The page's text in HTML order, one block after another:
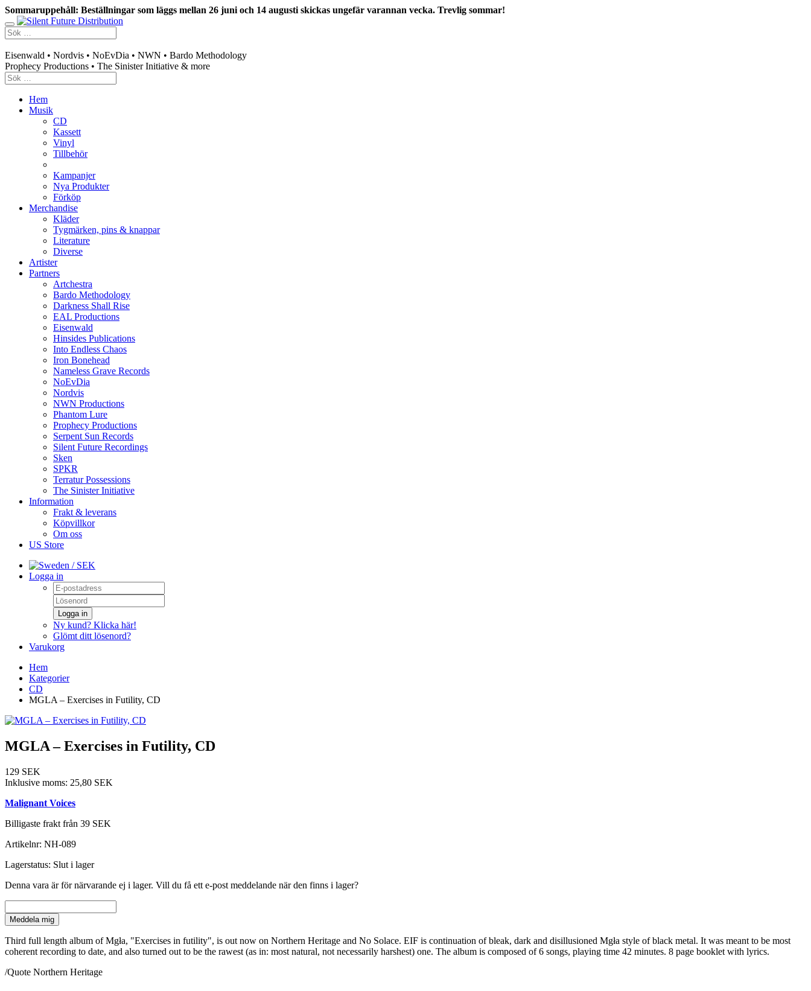
Sommaruppehåll: Beställningar som läggs mellan 26 juni och 14 augusti skickas ungefär varannan vecka. Trevlig sommar!
Eisenwald • Nordvis • NoEvDia • NWN • Bardo Methodology
Prophecy Productions • The Sinister Initiative & more
Hem
Musik
CD
Kassett
Vinyl
Tillbehör
Kampanjer
Nya Produkter
Förköp
Merchandise
Kläder
Tygmärken, pins & knappar
Literature
Diverse
Artister
Partners
Artchestra
Bardo Methodology
Darkness Shall Rise
EAL Productions
Eisenwald
Hinsides Publications
Into Endless Chaos
Iron Bonehead
Nameless Grave Records
NoEvDia
Nordvis
NWN Productions
Phantom Lure
Prophecy Productions
Serpent Sun Records
Silent Future Recordings
Sken
SPKR
Terratur Possessions
The Sinister Initiative
Information
Frakt & leverans
Köpvillkor
Om oss
US Store
/ SEK
Logga in
Logga in
Ny kund? Klicka här!
Glömt ditt lösenord?
Varukorg
Hem
Kategorier
CD
MGLA – Exercises in Futility, CD
MGLA – Exercises in Futility, CD
129 SEK
Inklusive moms: 25,80 SEK
Malignant Voices
Billigaste frakt från 39 SEK
Artikelnr: NH-089
Lagerstatus: Slut i lager
Denna vara är för närvarande ej i lager. Vill du få ett e-post meddelande när den finns i lager?
Meddela mig
Third full length album of Mgła, "Exercises in futility", is out now on Northern Heritage and No Solace. EIF is continuation of bleak, dark and disillusioned Mgła style of black metal. It was meant to be most
coherent recording to date, and also turned out to be the rawest (as in: most natural, not necessarily harshest) one. The album is composed of 6 songs, playing time 42 minutes. 8 page booklet with lyrics.
/Quote Northern Heritage